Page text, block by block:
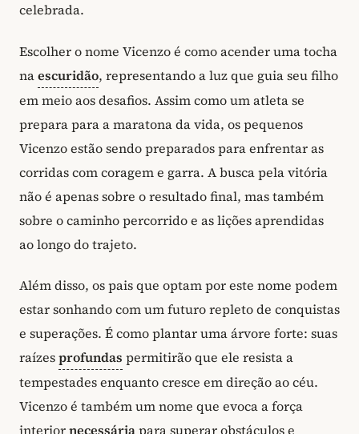
celebrada.
Escolher o nome Vicenzo é como acender uma tocha
naescuridão, representando a luz que guia seu filho
em meio aos desafios. Assim como um atleta se
prepara para a maratona da vida, os pequenos
Vicenzo estão sendo preparados para enfrentar as
corridas com coragem e garra. A busca pela vitória
não é apenas sobre o resultado final, mas também
sobre o caminho percorrido e as lições aprendidas
ao longo do trajeto.
Além disso, os pais que optam por este nome podem
estar sonhando com um futuro repleto de conquistas
e superações. É como plantar uma árvore forte: suas
raízesprofundas permitirão que ele resista a
tempestades enquanto cresce em direção ao céu.
Vicenzo é também um nome que evoca a força
interiornecessáriapara superar obstáculos e